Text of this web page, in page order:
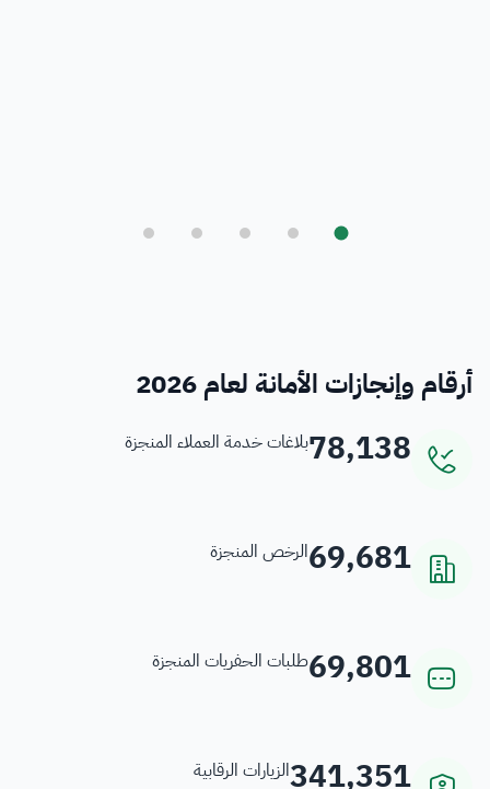
أرقام وإنجازات الأمانة لعام 2026
78,138بلاغات خدمة العملاء المنجزة
69,681الرخص المنجزة
69,801طلبات الحفريات المنجزة
341,351الزيارات الرقابية